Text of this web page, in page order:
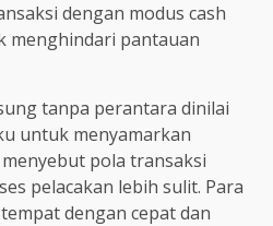
dengan modus cash
menghindari pantauan
tanpa perantara dinilai
untuk menyamarkan
pola transaksi
pelacakan lebih sulit. Para
dengan cepat dan